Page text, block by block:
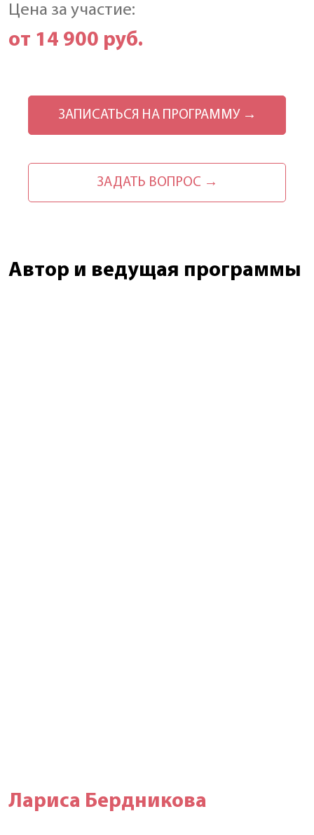
Цена за участие:
от 14 900 руб.
ЗАПИСАТЬСЯ НА ПРОГРАММУ →
ЗАДАТЬ ВОПРОС →
Автор и ведущая программы
Лариса Бердникова